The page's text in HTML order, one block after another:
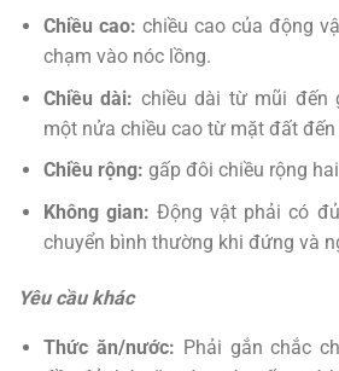
Chiều cao: chiều cao của động
chạm vào nóc lồng.
Chiều dài: chiều dài từ mũi đến
một nửa chiều cao từ mặt đất đến
Chiều rộng: gấp đôi chiều rộng
Không gian: Động vật phải có
chuyển bình thường khi đứng và
Yêu cầu khác
Thức ăn/nước: Phải gắn chắc